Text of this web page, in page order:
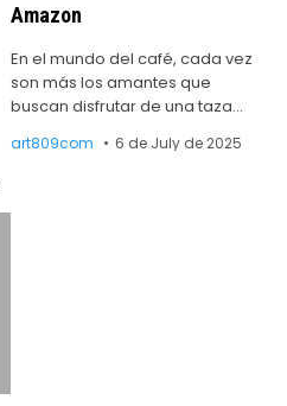
Amazon
En el mundo del café, cada vez
son más los amantes que
buscan disfrutar de una taza…
art809com 6 de July de 2025